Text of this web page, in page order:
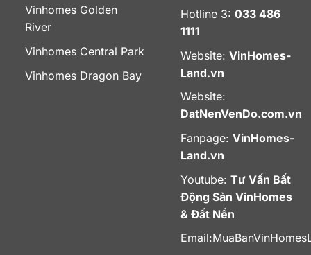
Vinhomes Golden
River
Vinhomes Central Park
Vinhomes Dragon Bay
Hotline 3: 033 486
1111
Website: VinHomes-
Land.vn
Website:
DatNenVenDo.com.vn
Fanpage: VinHomes-
Land.vn
Youtube: Tư Vấn Bất
Động Sản VinHomes
& Đất Nền
Email: